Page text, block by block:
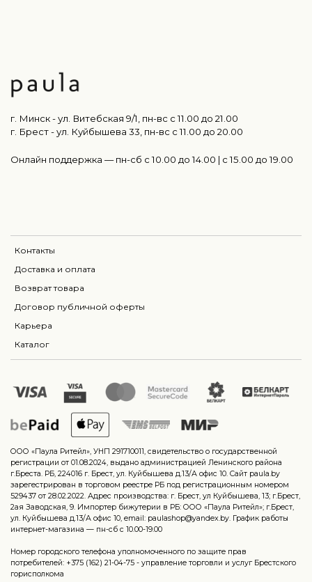
Контакты
Доставка и оплата
Возврат товара
Договор публичной оферты
Карьера
Каталог
г. Минск - ул. Витебская 9/1, пн-вс с 11.00 до 21.00
г. Брест - ул. Куйбышева 33, пн-вс c 11.00 до 20.00
Онлайн поддержка — пн-сб с 10.00 до 14.00 | c 15.00 до 19.00
ООО «Паула Ритейл», УНП 291710011, свидетельство о государственной
регистрации от 01.08.2024, выдано администрацией Ленинского района
г.Бреста. РБ, 224016 г. Брест, ул. Куйбышева д.13/А офис 10. Сайт paula.by
зарегестрирован в торговом реестре РБ под регистрационным номером
529437 от 28.02.2022. Адрес производства: г. Брест, ул Куйбышева, 13; г.Брест,
2ая Заводская, 9. Импортер бижутерии в РБ: ООО «Паула Ритейл»; г.Брест,
ул. Куйбышева д.13/А офис 10, email: paulashop@yandex.by. График работы
интернет-магазина — пн-сб с 10.00-19.00
Номер городского телефона уполномоченного по защите прав
потребителей: +375 (162) 21-04-75 - управление торговли и услуг Брестского
горисполкома